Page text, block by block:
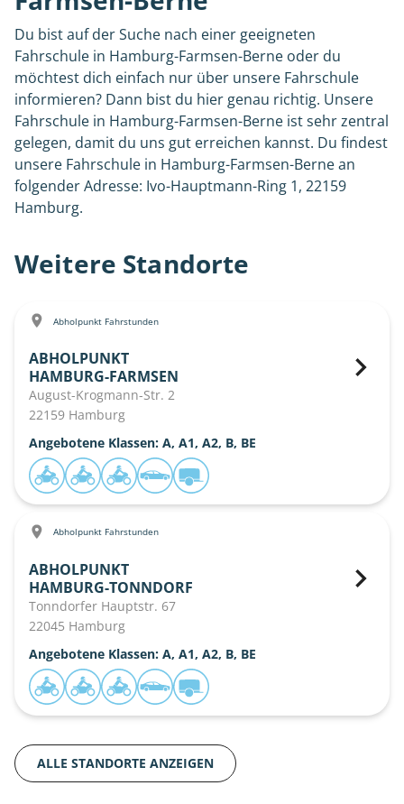
Du bist auf der Suche nach einer geeigneten
Fahrschule in Hamburg-Farmsen-Berne oder du
möchtest dich einfach nur über unsere Fahrschule
informieren? Dann bist du hier genau richtig. Unsere
Fahrschule in Hamburg-Farmsen-Berne ist sehr zentral
gelegen, damit du uns gut erreichen kannst. Du findest
unsere Fahrschule in Hamburg-Farmsen-Berne an
folgender Adresse: Ivo-Hauptmann-Ring 1, 22159
Hamburg.
Weitere Standorte
Abholpunkt Fahrstunden
ABHOLPUNKT
HAMBURG-FARMSEN
August-Krogmann-Str. 2
22159 Hamburg
Angebotene Klassen: A, A1, A2, B, BE
Abholpunkt Fahrstunden
ABHOLPUNKT
HAMBURG-TONNDORF
Tonndorfer Hauptstr. 67
22045 Hamburg
Angebotene Klassen: A, A1, A2, B, BE
ALLE STANDORTE ANZEIGEN